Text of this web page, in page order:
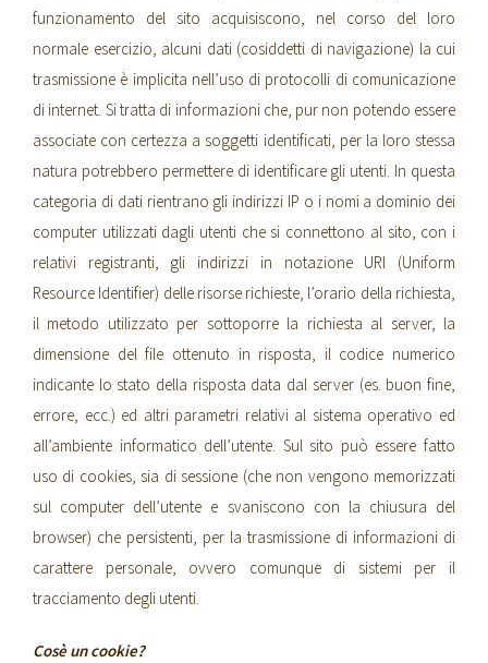
funzionamento del sito acquisiscono, nel corso del loro
normale esercizio, alcuni dati (cosiddetti di navigazione) la cui
trasmissione è implicita nell’uso di protocolli di comunicazione
di internet. Si tratta di informazioni che, pur non potendo essere
associate con certezza a soggetti identificati, per la loro stessa
natura potrebbero permettere di identificare gli utenti. In questa
categoria di dati rientrano gli indirizzi IP o i nomi a dominio dei
computer utilizzati dagli utenti che si connettono al sito, con i
relativi registranti, gli indirizzi in notazione URI (Uniform
Resource Identifier) delle risorse richieste, l’orario della richiesta,
il metodo utilizzato per sottoporre la richiesta al server, la
dimensione del file ottenuto in risposta, il codice numerico
indicante lo stato della risposta data dal server (es. buon fine,
errore, ecc.) ed altri parametri relativi al sistema operativo ed
all’ambiente informatico dell’utente. Sul sito può essere fatto
uso di cookies, sia di sessione (che non vengono memorizzati
sul computer dell’utente e svaniscono con la chiusura del
browser) che persistenti, per la trasmissione di informazioni di
carattere personale, ovvero comunque di sistemi per il
tracciamento degli utenti.
Cosè un cookie?